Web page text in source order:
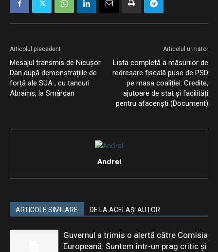
Articolul precedent
Mesajul transmis de Nicușor
Dan după demonstrațiile de
forță ale SUA , cu tancuri
Abrams, la Smârdan
Articolul următor
Lista completă a măsurilor de
redresare fiscală puse de PSD
pe masa coaliției: Credite,
ajutoare de stat și facilități
pentru afaceriști (Document)
Andrei
ARTICOLE SIMILARE DE LA ACELAȘI AUTOR
Guvernul a trimis o alertă către Comisia
Europeană: Suntem într-un prag critic și